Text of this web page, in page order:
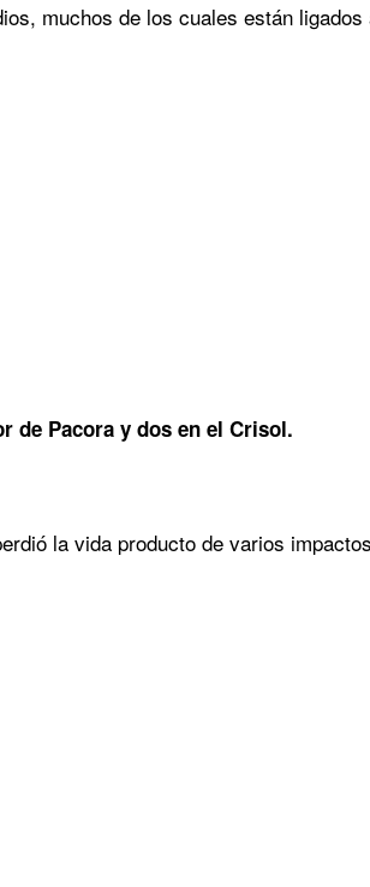
muchos de los cuales están
de Pacora y dos en el Crisol.
la vida producto de varios